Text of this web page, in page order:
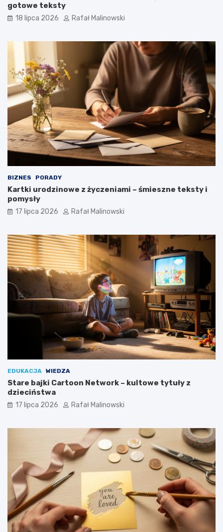
gotowe teksty
18 lipca 2026 Rafał Malinowski
BIZNES PORADY
Kartki urodzinowe z życzeniami – śmieszne teksty i
pomysły
17 lipca 2026 Rafał Malinowski
EDUKACJA WIEDZA
Stare bajki Cartoon Network – kultowe tytuły z
dzieciństwa
17 lipca 2026 Rafał Malinowski